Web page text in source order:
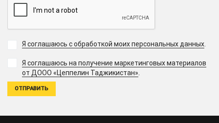
Я соглашаюсь с обработкой моих персональных данных.
Я соглашаюсь на получение маркетинговых материалов
от ДООО «Цеппелин Таджикистан».